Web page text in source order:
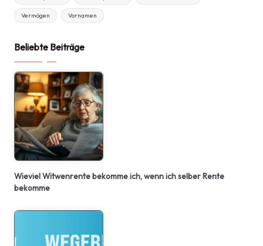
Vermögen Vornamen
Beliebte Beiträge
Wieviel Witwenrente bekomme ich, wenn ich selber Rente
bekomme